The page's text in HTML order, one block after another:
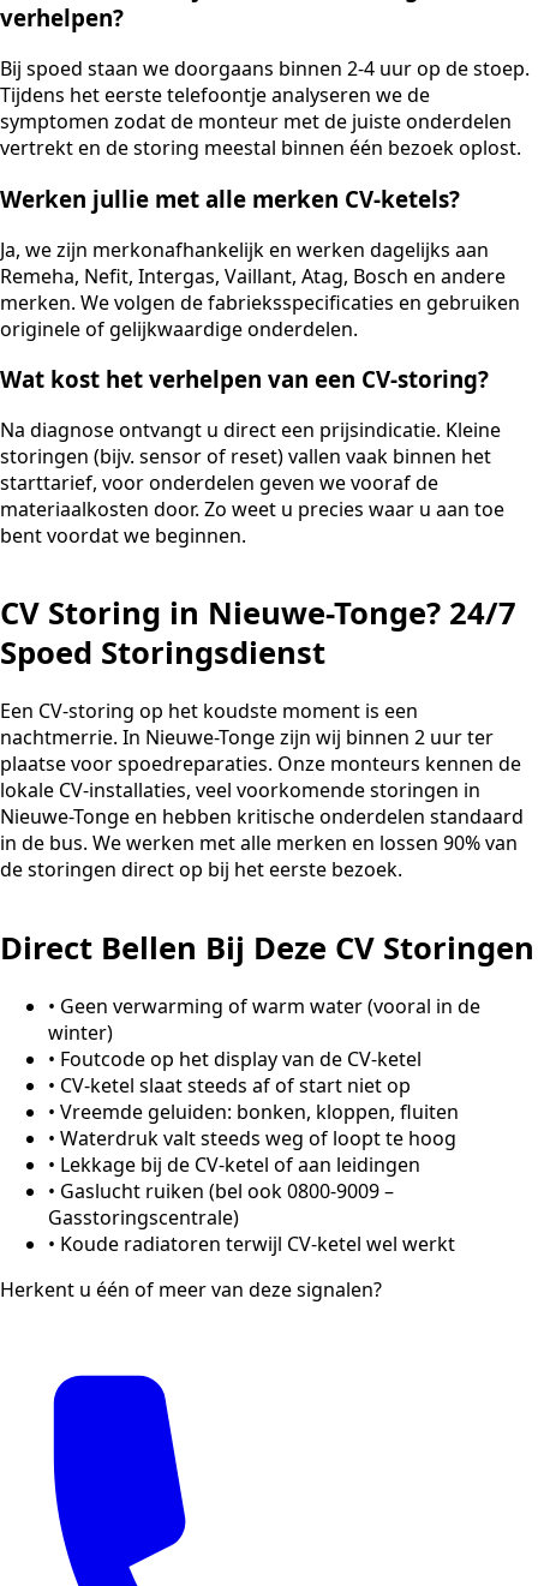
verhelpen?
Bij spoed staan we doorgaans binnen 2-4 uur op de stoep.
Tijdens het eerste telefoontje analyseren we de
symptomen zodat de monteur met de juiste onderdelen
vertrekt en de storing meestal binnen één bezoek oplost.
Werken jullie met alle merken CV-ketels?
Ja, we zijn merkonafhankelijk en werken dagelijks aan
Remeha, Nefit, Intergas, Vaillant, Atag, Bosch en andere
merken. We volgen de fabrieksspecificaties en gebruiken
originele of gelijkwaardige onderdelen.
Wat kost het verhelpen van een CV-storing?
Na diagnose ontvangt u direct een prijsindicatie. Kleine
storingen (bijv. sensor of reset) vallen vaak binnen het
starttarief, voor onderdelen geven we vooraf de
materiaalkosten door. Zo weet u precies waar u aan toe
bent voordat we beginnen.
CV Storing in Nieuwe-Tonge? 24/7
Spoed Storingsdienst
Een CV-storing op het koudste moment is een
nachtmerrie. In Nieuwe-Tonge zijn wij binnen 2 uur ter
plaatse voor spoedreparaties. Onze monteurs kennen de
lokale CV-installaties, veel voorkomende storingen in
Nieuwe-Tonge en hebben kritische onderdelen standaard
in de bus. We werken met alle merken en lossen 90% van
de storingen direct op bij het eerste bezoek.
Direct Bellen Bij Deze CV Storingen
• Geen verwarming of warm water (vooral in de
winter)
• Foutcode op het display van de CV-ketel
• CV-ketel slaat steeds af of start niet op
• Vreemde geluiden: bonken, kloppen, fluiten
• Waterdruk valt steeds weg of loopt te hoog
• Lekkage bij de CV-ketel of aan leidingen
• Gaslucht ruiken (bel ook 0800-9009 –
Gasstoringscentrale)
• Koude radiatoren terwijl CV-ketel wel werkt
Herkent u één of meer van deze signalen?